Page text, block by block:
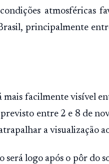
atmosféricas
principalmente
facilmente visível
entre 2 e 8 de
a visualização
será logo após o pôr do